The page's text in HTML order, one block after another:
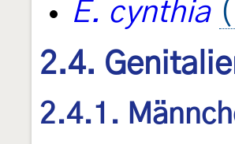
E. cynthia
2.4.
2.4.1.